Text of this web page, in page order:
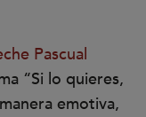
Pascual
“Si lo quieres,
emotiva,